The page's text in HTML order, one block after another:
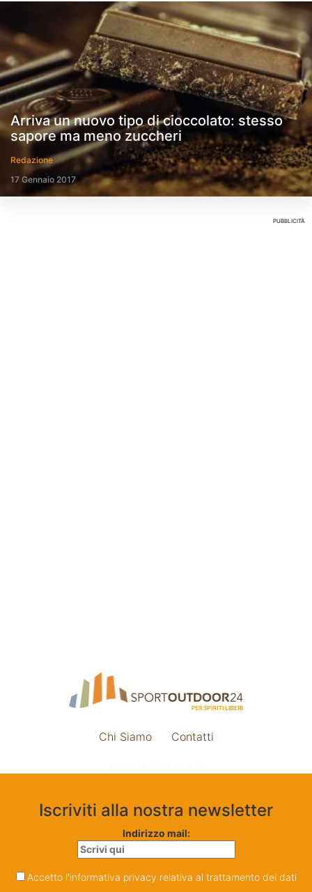
Arriva un nuovo tipo di cioccolato: stesso
sapore ma meno zuccheri
Redazione
17 Gennaio 2017
PUBBLICITÀ
Chi Siamo Contatti
Iscriviti alla nostra newsletter
Indirizzo mail:
Accetto l'informativa privacy relativa al trattamento dei dati